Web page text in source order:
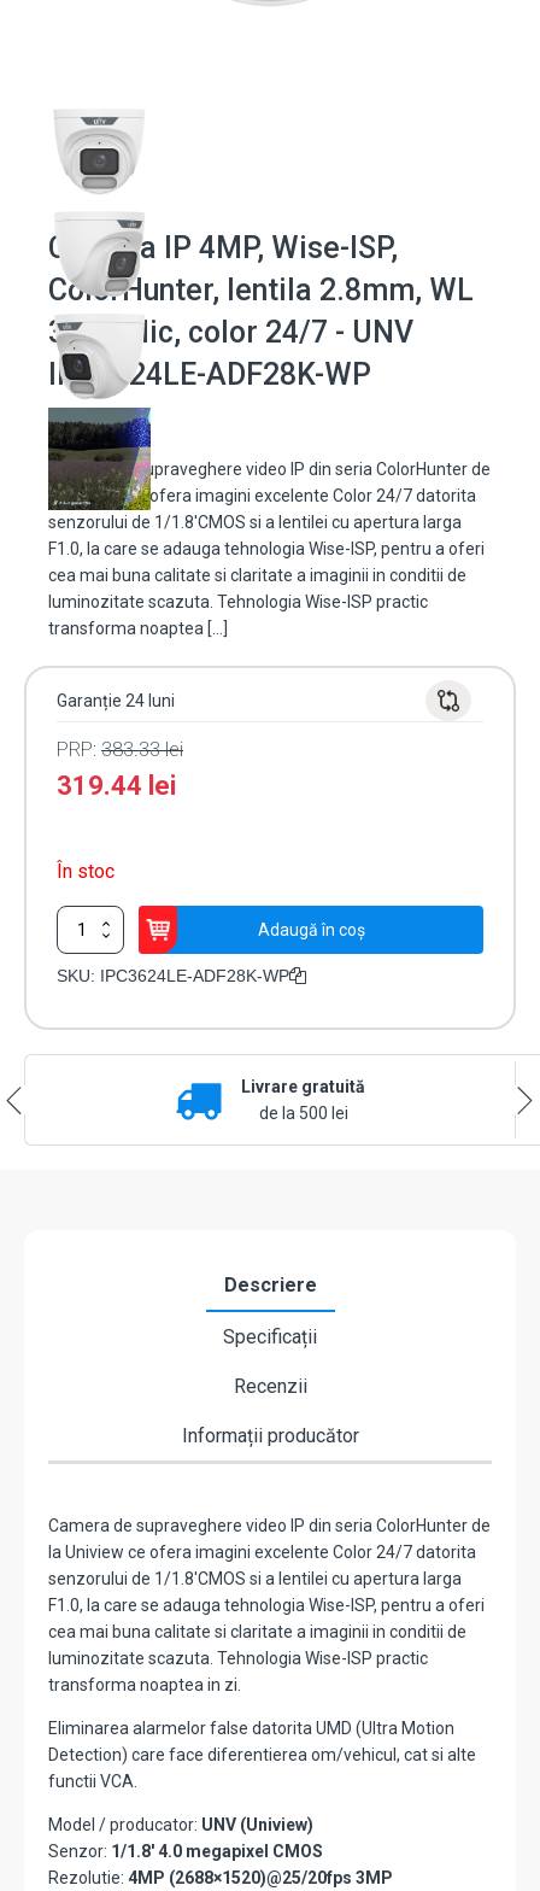
Camera IP 4MP, Wise-ISP,
ColorHunter, lentila 2.8mm, WL
30m, Mic, color 24/7 - UNV
IPC3624LE-ADF28K-WP
Camera de supraveghere video IP din seria ColorHunter de
la Uniview ce ofera imagini excelente Color 24/7 datorita
senzorului de 1/1.8'CMOS si a lentilei cu apertura larga
F1.0, la care se adauga tehnologia Wise-ISP, pentru a oferi
cea mai buna calitate si claritate a imaginii in conditii de
luminozitate scazuta. Tehnologia Wise-ISP practic
transforma noaptea […]
Garanție 24 luni
PRP: 383.33lei
319.44 lei
În stoc
Cantitate
Camera
IP
Adaugă în coș
SKU: IPC3624LE-ADF28K-WP
Livrare gratuită
de la 500 lei
Descriere
Specificații
Recenzii
Informații producător
Camera de supraveghere video IP din seria ColorHunter de
la Uniview ce ofera imagini excelente Color 24/7 datorita
senzorului de 1/1.8'CMOS si a lentilei cu apertura larga
F1.0, la care se adauga tehnologia Wise-ISP, pentru a oferi
cea mai buna calitate si claritate a imaginii in conditii de
luminozitate scazuta. Tehnologia Wise-ISP practic
transforma noaptea in zi.
Eliminarea alarmelor false datorita UMD (Ultra Motion
Detection) care face diferentierea om/vehicul, cat si alte
functii VCA.
Model / producator: UNV (Uniview)
Senzor: 1/1.8' 4.0 megapixel CMOS
Rezolutie: 4MP (2688×1520)@25/20fps 3MP